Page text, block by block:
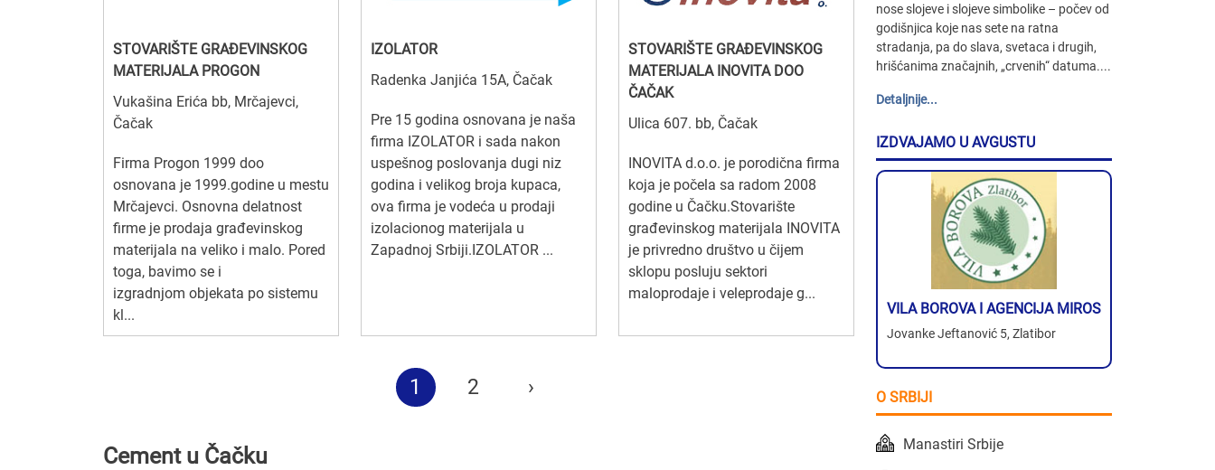
STOVARIŠTE GRAĐEVINSKOG
MATERIJALA PROGON
Vukašina Erića bb, Mrčajevci,
Čačak
Firma Progon 1999 doo
osnovana je 1999.godine u mestu
Mrčajevci. Osnovna delatnost
firme je prodaja građevinskog
materijala na veliko i malo. Pored
toga, bavimo se i
izgradnjom objekata po sistemu
kl...
IZOLATOR
Radenka Janjića 15A, Čačak
Pre 15 godina osnovana je naša
firma IZOLATOR i sada nakon
uspešnog poslovanja dugi niz
godina i velikog broja kupaca,
ova firma je vodeća u prodaji
izolacionog materijala u
Zapadnoj Srbiji.IZOLATOR ...
STOVARIŠTE GRAĐEVINSKOG
MATERIJALA INOVITA DOO
ČAČAK
Ulica 607. bb, Čačak
INOVITA d.o.o. je porodična firma
koja je počela sa radom 2008
godine u Čačku.Stovarište
građevinskog materijala INOVITA
je privredno društvo u čijem
sklopu posluju sektori
maloprodaje i veleprodaje g...
1 2 ›
Cement u Čačku
nose slojeve i slojeve simbolike – počev od
godišnjica koje nas sete na ratna
stradanja, pa do slava, svetaca i drugih,
hrišćanima značajnih, „crvenih“ datuma....
Detaljnije...
IZDVAJAMO U AVGUSTU
VILA BOROVA I AGENCIJA MIROS
Jovanke Jeftanović 5, Zlatibor
O SRBIJI
Manastiri Srbije